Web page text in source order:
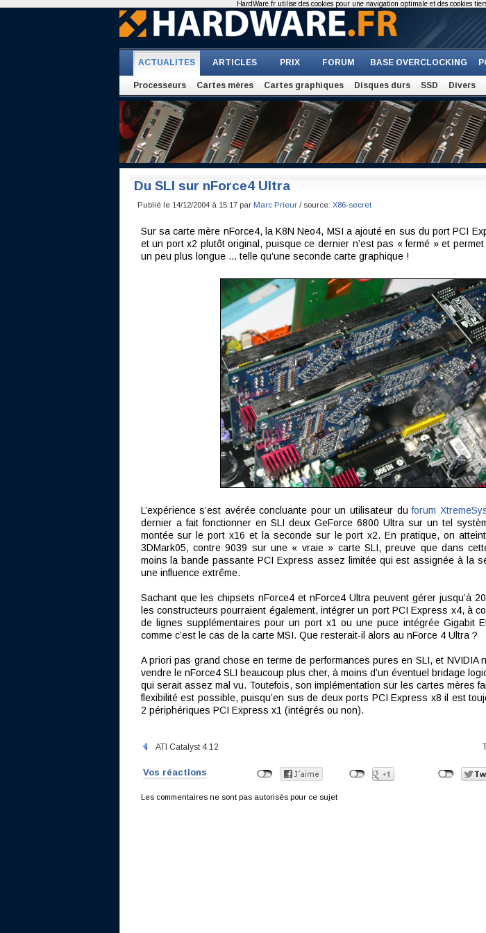
ACTUALITES ARTICLES PRIX FORUM BASE OVERCLOCKING
Processeurs Cartes mères Cartes graphiques Disques durs SSD Divers
Du SLI sur nForce4 Ultra
Publié le 14/12/2004 à 15:17 par Marc Prieur/ source: X86-secret
Sur sa carte mère nForce4, la K8N Neo4, MSI a ajouté en sus du port PCI
et un port x2 plutôt original, puisque ce dernier n’est pas « fermé » et permet
un peu plus longue ... telle qu’une seconde carte graphique !
L’expérience s’est avérée concluante pour un utilisateur duforum
dernier a fait fonctionner en SLI deux GeForce 6800 Ultra sur un tel
montée sur le port x16 et la seconde sur le port x2. En pratique, on
3DMark05, contre 9039 sur une « vraie » carte SLI, preuve que dans
moins la bande passante PCI Express assez limitée qui est assignée à la
une influence extrême.
Sachant que les chipsets nForce4 et nForce4 Ultra peuvent gérer jusqu’à
les constructeurs pourraient également, intégrer un port PCI Express x4, à
de lignes supplémentaires pour un port x1 ou une puce intégrée Gigabit
comme c’est le cas de la carte MSI. Que resterait-il alors au nForce 4 Ultra ?
A priori pas grand chose en terme de performances pures en SLI, et NVIDIA
vendre le nForce4 SLI beaucoup plus cher, à moins d’un éventuel bridage
qui serait assez mal vu. Toutefois, son implémentation sur les cartes mères
flexibilité est possible, puisqu’en sus de deux ports PCI Express x8 il est
2 périphériques PCI Express x1 (intégrés ou non).
ATI Catalyst 4.12
Vos réactions
Les commentaires ne sont pas autorisés pour ce sujet
HardWare.fr utilise des cookies pour une navigation optimale et des cookies